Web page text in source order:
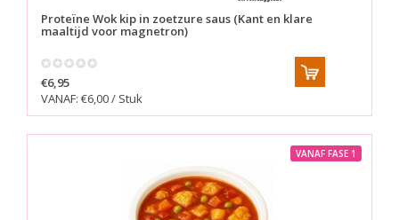
Proteïne Wok kip in zoetzure saus (Kant en klare
maaltijd voor magnetron)
€6,95
VANAF: €6,00 / Stuk
VANAF FASE 1